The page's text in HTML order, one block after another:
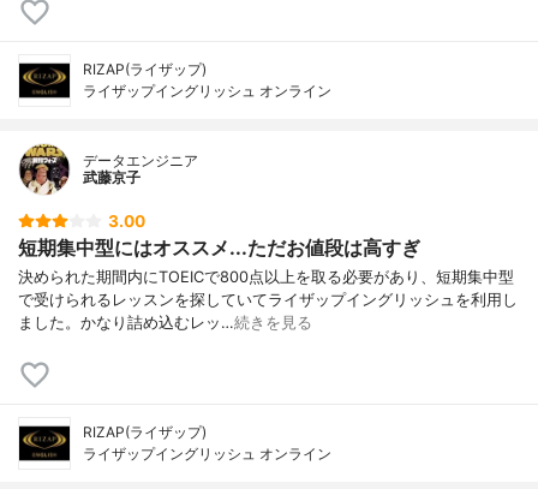
RIZAP(ライザップ)
ライザップイングリッシュ オンライン
データエンジニア
武藤京子
3.00
短期集中型にはオススメ...ただお値段は高すぎ
決められた期間内にTOEICで800点以上を取る必要があり、短期集中型
で受けられるレッスンを探していてライザップイングリッシュを利用し
ました。かなり詰め込むレッ…続きを見る
RIZAP(ライザップ)
ライザップイングリッシュ オンライン